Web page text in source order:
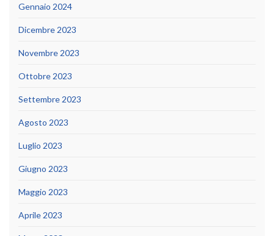
Gennaio 2024
Dicembre 2023
Novembre 2023
Ottobre 2023
Settembre 2023
Agosto 2023
Luglio 2023
Giugno 2023
Maggio 2023
Aprile 2023